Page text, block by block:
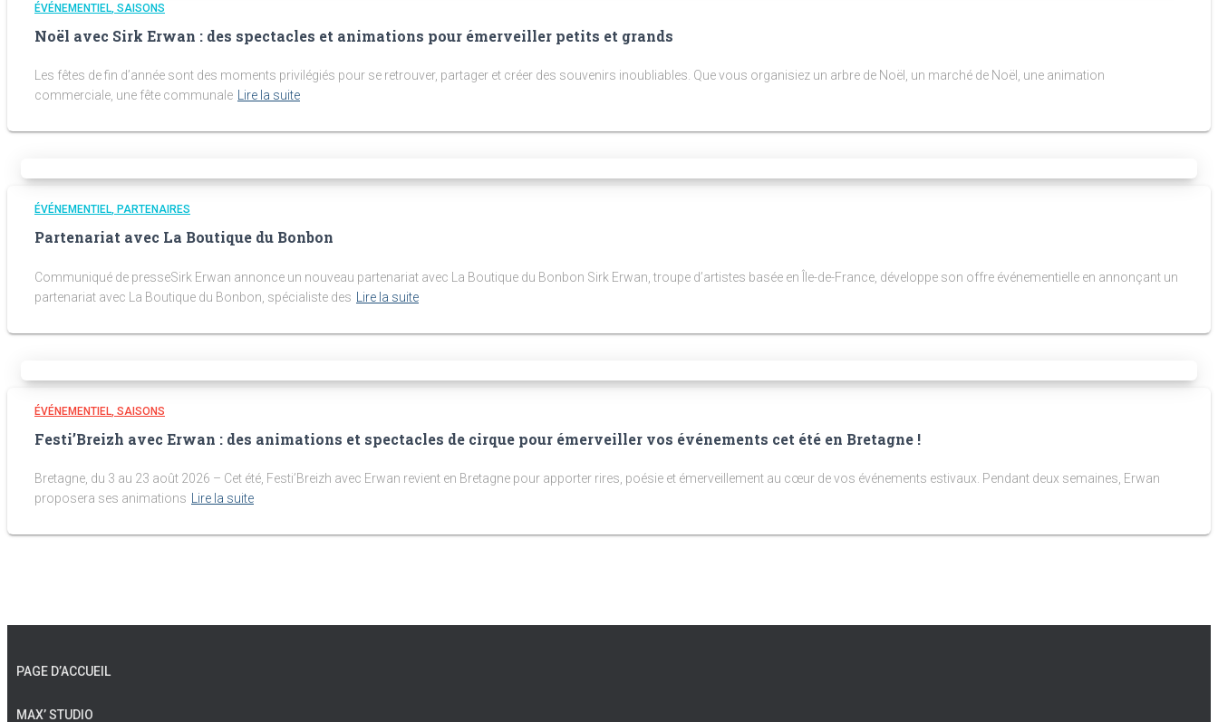
ÉVÉNEMENTIEL SAISONS
Noël avec Sirk Erwan : des spectacles et animations pour émerveiller petits et grands
Les fêtes de fin d’année sont des moments privilégiés pour se retrouver, partager et créer des souvenirs inoubliables. Que vous organisiez un arbre de Noël, un marché de Noël, une animation
commerciale, une fête communale Lire la suite
ÉVÉNEMENTIEL PARTENAIRES
Partenariat avec La Boutique du Bonbon
Communiqué de presseSirk Erwan annonce un nouveau partenariat avec La Boutique du Bonbon Sirk Erwan, troupe d’artistes basée en Île-de-France, développe son offre événementielle en annonçant un
partenariat avec La Boutique du Bonbon, spécialiste des Lire la suite
ÉVÉNEMENTIEL SAISONS
Festi’Breizh avec Erwan : des animations et spectacles de cirque pour émerveiller vos événements cet été en Bretagne !
Bretagne, du 3 au 23 août 2026 – Cet été, Festi’Breizh avec Erwan revient en Bretagne pour apporter rires, poésie et émerveillement au cœur de vos événements estivaux. Pendant deux semaines, Erwan
proposera ses animations
Lire la suite
PAGE D’ACCUEIL
MAX’ STUDIO